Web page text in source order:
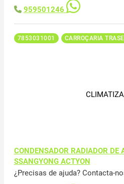
959501246
7853031001 CARROÇARIA
CONDENSADOR RADIADOR DE
SSANGYONG ACTYON
¿Precisas de ajuda? Contacta-